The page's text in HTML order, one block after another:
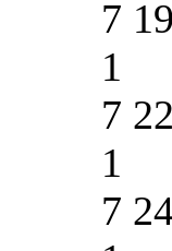
7
1
7
1
7